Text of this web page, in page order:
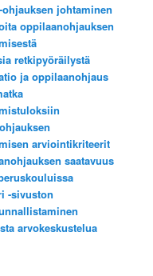
johtaminen
oppilaanohjauksen
retkipyöräilystä
ja oppilaanohjaus
arviointikriteerit
saatavuus
-sivuston
arvokeskustelua